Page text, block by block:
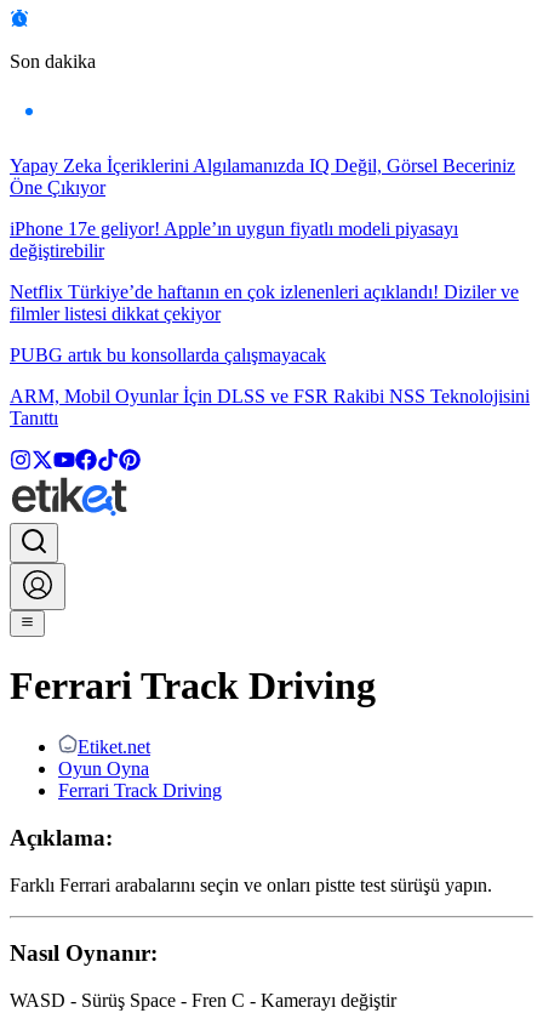
Son dakika
Yapay Zeka İçeriklerini Algılamanızda IQ Değil, Görsel Beceriniz
Öne Çıkıyor
iPhone 17e geliyor! Apple’ın uygun fiyatlı modeli piyasayı
değiştirebilir
Netflix Türkiye’de haftanın en çok izlenenleri açıklandı! Diziler ve
filmler listesi dikkat çekiyor
PUBG artık bu konsollarda çalışmayacak
ARM, Mobil Oyunlar İçin DLSS ve FSR Rakibi NSS Teknolojisini
Tanıttı
Ferrari Track Driving
Etiket.net
Oyun Oyna
Ferrari Track Driving
Açıklama:
Farklı Ferrari arabalarını seçin ve onları pistte test sürüşü yapın.
Nasıl Oynanır:
WASD - Sürüş Space - Fren C - Kamerayı değiştir